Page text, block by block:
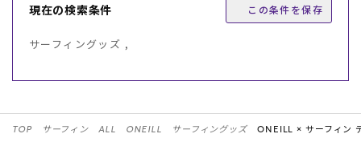
現在の検索条件 この条件を保存
サーフィングッズ ,
TOP サーフィン ALL ONEILL サーフィングッズ ONEILL × サーフィン